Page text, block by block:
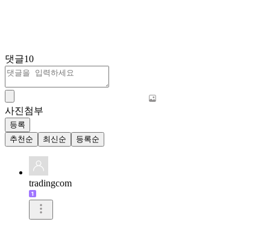
댓글10
사진첨부
등록
추천순
최신순 등록순
tradingcom